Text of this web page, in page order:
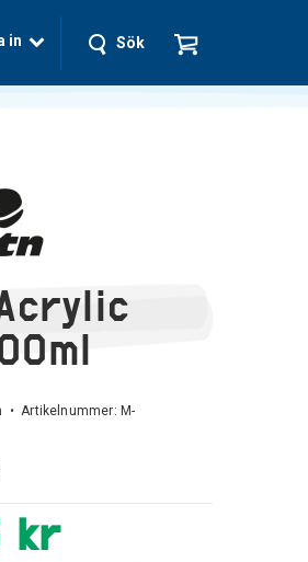
in Sök
• Artikelnummer: M-
kr